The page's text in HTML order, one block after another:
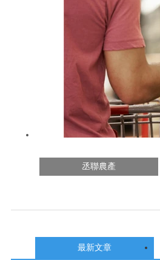
丞聯農產
最新文章